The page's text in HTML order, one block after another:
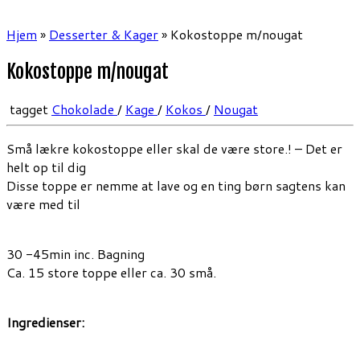
Hjem » Desserter & Kager» Kokostoppe m/nougat
Kokostoppe m/nougat
tagget Chokolade / Kage / Kokos / Nougat
Små lækre kokostoppe eller skal de være store.! – Det er
helt op til dig
Disse toppe er nemme at lave og en ting børn sagtens kan
være med til
30 -45min inc. Bagning
Ca. 15 store toppe eller ca. 30 små.
Ingredienser: